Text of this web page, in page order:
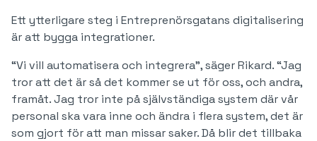
Ett ytterligare steg i Entreprenörsgatans digitalisering
är att bygga integrationer.
“Vi vill automatisera och integrera”, säger Rikard. “Jag
tror att det är så det kommer se ut för oss, och andra,
framåt. Jag tror inte på självständiga system där vår
personal ska vara inne och ändra i flera system, det är
som gjort för att man missar saker. Då blir det tillbaka